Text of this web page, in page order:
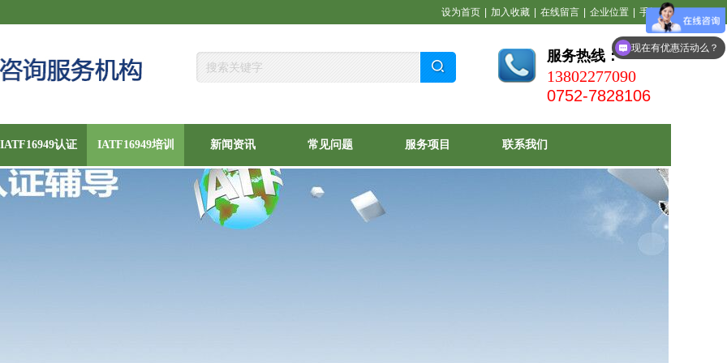
服务热线：
13802277090
0752-7828106
IATF16949认证 IATF16949培训 新闻资讯 常见问题 服务项目 联系我们
设为首页 加入收藏 在线留言 企业位置 手机站
现在有优惠活动么？